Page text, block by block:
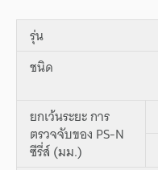
รุ่น
ชนิด
ยกเว้นระยะ การ
ตรวจจับของ PS-N
ซีรี่ส์ (มม.)